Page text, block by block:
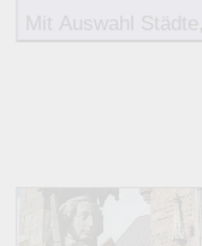
Mit Auswahl